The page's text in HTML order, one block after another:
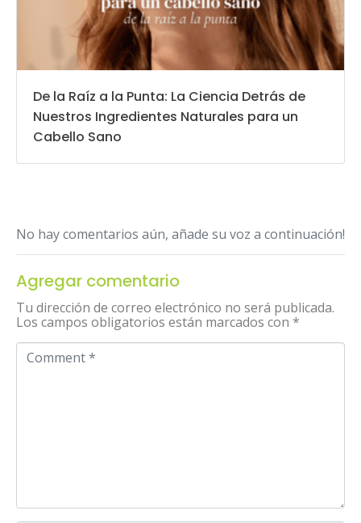
De la Raíz a la Punta: La Ciencia Detrás de
Nuestros Ingredientes Naturales para un
Cabello Sano
No hay comentarios aún, añade su voz a continuación!
Agregar comentario
Tu dirección de correo electrónico no será publicada.
Los campos obligatorios están marcados con *
C